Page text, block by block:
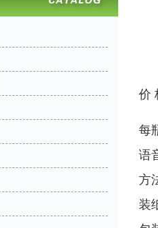
价
每
语
方
装